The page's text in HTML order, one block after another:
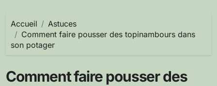
Accueil
Astuces
Comment faire pousser des topinambours dans
son potager
Comment faire pousser des